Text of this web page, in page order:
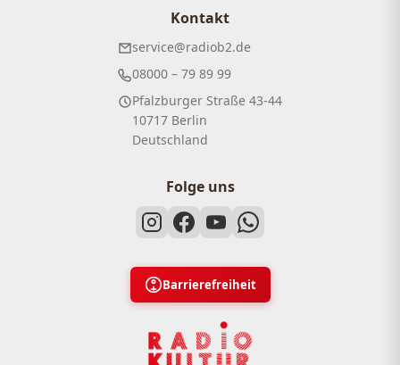
Kontakt
service@radiob2.de
08000 – 79 89 99
Pfalzburger Straße 43-44
10717 Berlin
Deutschland
Folge uns
Barrierefreiheit